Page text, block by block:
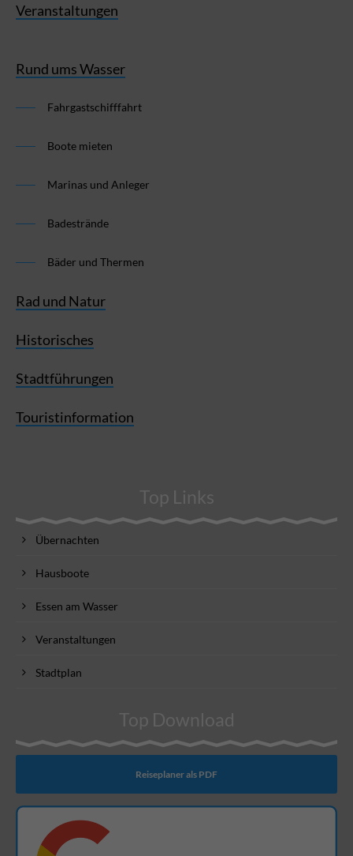
Veranstaltungen
Rund ums Wasser
Fahrgastschifffahrt
Boote mieten
Marinas und Anleger
Badestrände
Bäder und Thermen
Rad und Natur
Historisches
Stadtführungen
Touristinformation
Top Links
Übernachten
Hausboote
Essen am Wasser
Veranstaltungen
Stadtplan
Top Download
Reiseplaner als PDF